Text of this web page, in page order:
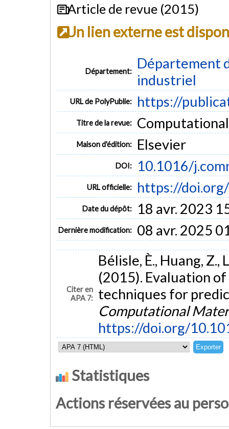
Article de revue (2015)
Un lien externe est
Département:
Département
industriel
URL de PolyPublie: https://
Titre de la revue:
Maison d'édition: Elsevier
DOI: 10.1016/
URL officielle: https://
Date du dépôt: 18 avr. 2023
Dernière modification: 08 avr. 2025
Citer en
APA 7:
Bélisle, È., Huang, Z.,
(2015). Evaluation
techniques for
Computational
https://doi.org/
Statistiques
Actions réservées au